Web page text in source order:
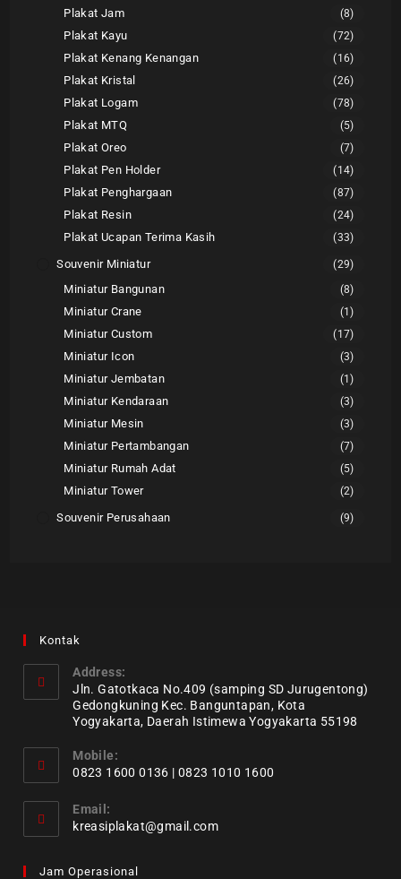
Plakat Jam (8)
Plakat Kayu (72)
Plakat Kenang Kenangan (16)
Plakat Kristal (26)
Plakat Logam (78)
Plakat MTQ (5)
Plakat Oreo (7)
Plakat Pen Holder (14)
Plakat Penghargaan (87)
Plakat Resin (24)
Plakat Ucapan Terima Kasih (33)
Souvenir Miniatur (29)
Miniatur Bangunan (8)
Miniatur Crane (1)
Miniatur Custom (17)
Miniatur Icon (3)
Miniatur Jembatan (1)
Miniatur Kendaraan (3)
Miniatur Mesin (3)
Miniatur Pertambangan (7)
Miniatur Rumah Adat (5)
Miniatur Tower (2)
Souvenir Perusahaan (9)
Kontak
Address:
Jln. Gatotkaca No.409 (samping SD Jurugentong)
Gedongkuning Kec. Banguntapan, Kota
Yogyakarta, Daerah Istimewa Yogyakarta 55198
Mobile:
0823 1600 0136 | 0823 1010 1600
Email:
kreasiplakat@gmail.com
Jam Operasional